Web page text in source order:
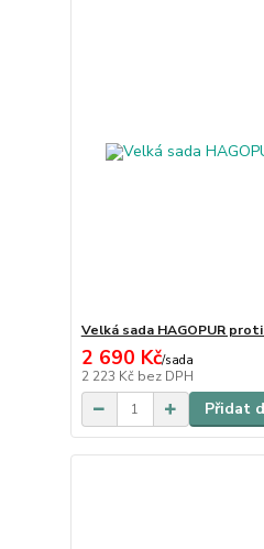
Velká sada HAGOPUR
2 690 Kč/sada
2 223 Kč bez DPH
Přidat